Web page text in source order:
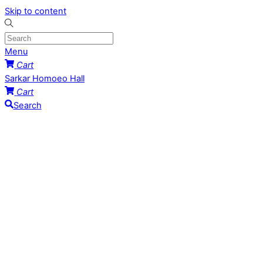
Skip to content
Menu
Cart
Sarkar Homoeo Hall
Cart
Search